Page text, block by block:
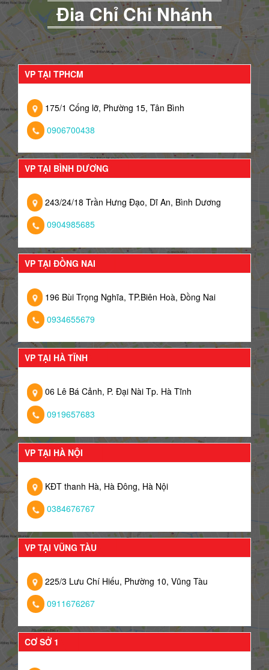
Đia Chỉ Chi Nhánh
VP TẠI TPHCM
175/1 Cống lỡ, Phường 15, Tân Bình
0906700438
VP TẠI BÌNH DƯƠNG
243/24/18 Trần Hưng Đạo, Dĩ An, Bình Dương
0904985685
VP TẠI ĐỒNG NAI
196 Bùi Trọng Nghĩa, TP.Biên Hoà, Đồng Nai
0934655679
VP TẠI HÀ TĨNH
06 Lê Bá Cảnh, P. Đại Nài Tp. Hà Tĩnh
0919657683
VP TẠI HÀ NỘI
KĐT thanh Hà, Hà Đông, Hà Nội
0384676767
VP TẠI VŨNG TÀU
225/3 Lưu Chí Hiếu, Phường 10, Vũng Tàu
0911676267
CƠ SỞ 1